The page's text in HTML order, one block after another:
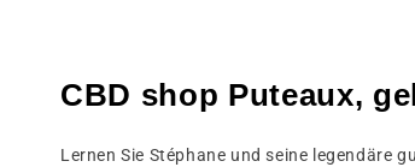
CBD shop Puteaux,
Lernen Sie Stéphane und seine legendäre